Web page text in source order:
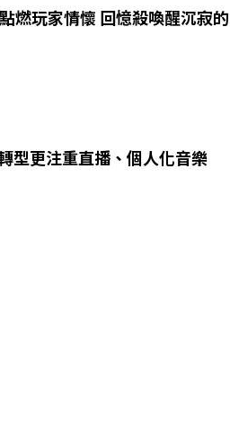
燃玩家情懷 回憶殺喚醒沉寂的
更注重直播、個人化音樂